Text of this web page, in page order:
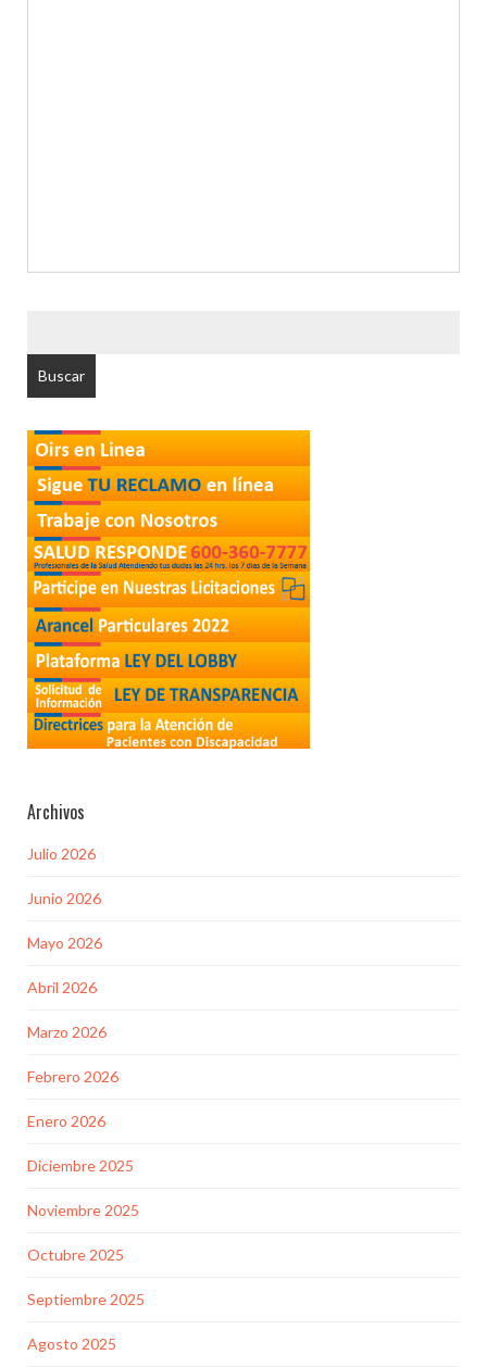
Archivos
Julio 2026
Junio 2026
Mayo 2026
Abril 2026
Marzo 2026
Febrero 2026
Enero 2026
Diciembre 2025
Noviembre 2025
Octubre 2025
Septiembre 2025
Agosto 2025